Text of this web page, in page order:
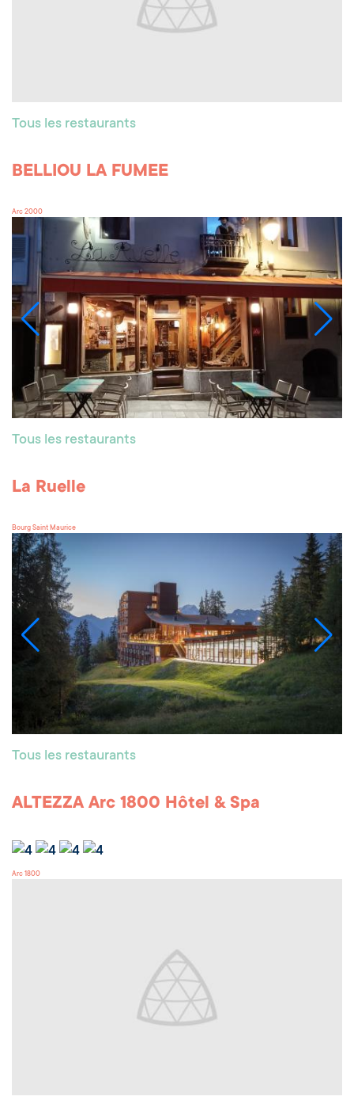
Tous les restaurants
BELLIOU LA FUMEE
Arc 2000
Tous les restaurants
La Ruelle
Bourg Saint Maurice
Tous les restaurants
ALTEZZA Arc 1800 Hôtel & Spa
Arc 1800